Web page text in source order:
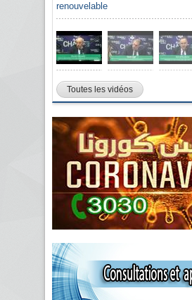
renouvelable
Toutes les vidéos